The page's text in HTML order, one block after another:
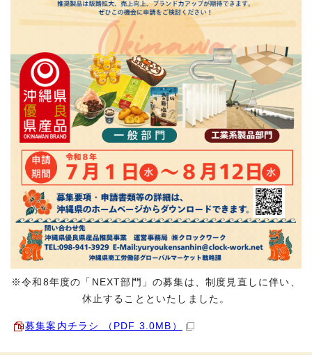
※令和8年度の「NEXT部門」の募集は、制度見直しに伴い、
休止することといたしました。
募集案内チラシ （PDF 3.0MB）